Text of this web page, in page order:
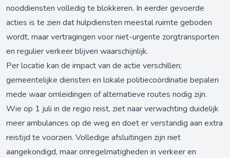
nooddiensten volledig te blokkeren. In eerder gevoerde
acties is te zien dat hulpdiensten meestal ruimte geboden
wordt, maar vertragingen voor niet-urgente zorgtransporten
en regulier verkeer blijven waarschijnlijk.
Per locatie kan de impact van de actie verschillen;
gemeentelijke diensten en lokale politiecoördinatie bepalen
mede waar omleidingen of alternatieve routes nodig zijn.
Wie op 1 juli in de regio reist, ziet naar verwachting duidelijk
meer ambulances op de weg en doet er verstandig aan extra
reistijd te voorzien. Volledige afsluitingen zijn niet
aangekondigd, maar onregelmatigheden in verkeer en